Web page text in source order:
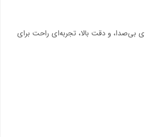
2.4 گیگاهرتز)، کلیدهای بی‌صدا، و دقت بالا، تجربه‌ای راحت برای